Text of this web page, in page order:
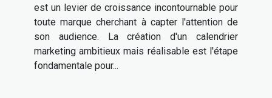
est un levier de croissance incontournable pour
toute marque cherchant à capter l'attention de
son audience. La création d'un calendrier
marketing ambitieux mais réalisable est l'étape
fondamentale pour...